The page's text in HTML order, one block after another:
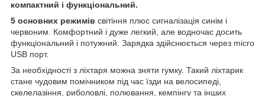
компактний і функціональний.
5 основних режимів світіння плюс сигналізація синім і
червоним. Комфортний і дуже легкий, але водночас досить
функціональний і потужний. Зарядка здійснюється через micro
USB порт.
За необхідності з ліхтаря можна зняти гумку. Такий ліхтарик
стане чудовим помічником під час їзди на велосипеді,
скелелазіння, риболовлі, полювання, кемпінгу та інших